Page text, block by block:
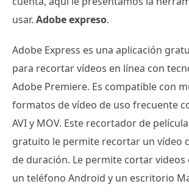
usar. Adobe expreso.
Adobe Express es una aplicación
para recortar vídeos en línea con
Adobe Premiere. Es compatible con
formatos de vídeo de uso frecuente
AVI y MOV. Este recortador de
gratuito le permite recortar un vídeo
de duración. Le permite cortar videos
un teléfono Android y un escritorio